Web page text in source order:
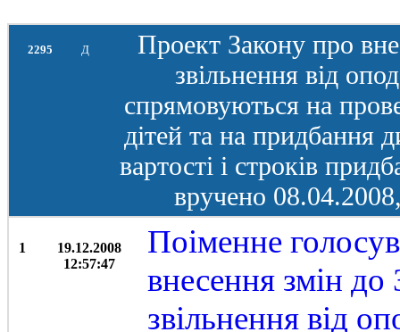
2295 Д
Проект Закону про
звільнення від
спрямовуються на
дітей та на придбання
вартості і строків
вручено
1
19.12.2008
12:57:47
Поіменне
внесення змін
звільнення від